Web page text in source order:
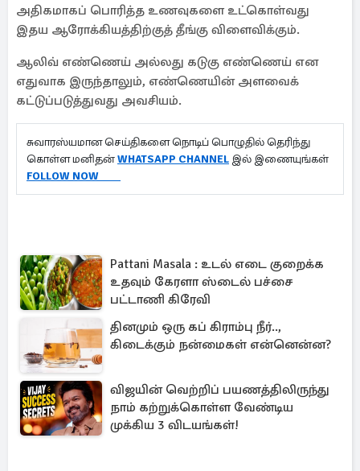
அதிகமாகப் பொரித்த உணவுகளை உட்கொள்வது
இதய ஆரோக்கியத்திற்குத் தீங்கு விளைவிக்கும்.
ஆலிவ் எண்ணெய் அல்லது கடுகு எண்ணெய் என
எதுவாக இருந்தாலும், எண்ணெயின் அளவைக்
கட்டுப்படுத்துவது அவசியம்.
சுவாரஸ்யமான செய்திகளை நொடிப் பொழுதில் தெரிந்து
கொள்ள மனிதன்WHATSAPP CHANNEL இல் இணையுங்கள்
FOLLOW NOW
Pattani Masala : உடல் எடை குறைக்க
உதவும் கேரளா ஸ்டைல் பச்சை
பட்டாணி கிரேவி
தினமும் ஒரு கப் கிராம்பு நீர்..,
கிடைக்கும் நன்மைகள் என்னென்ன?
விஜயின் வெற்றிப் பயணத்திலிருந்து
நாம் கற்றுக்கொள்ள வேண்டிய
முக்கிய 3 விடயங்கள்!